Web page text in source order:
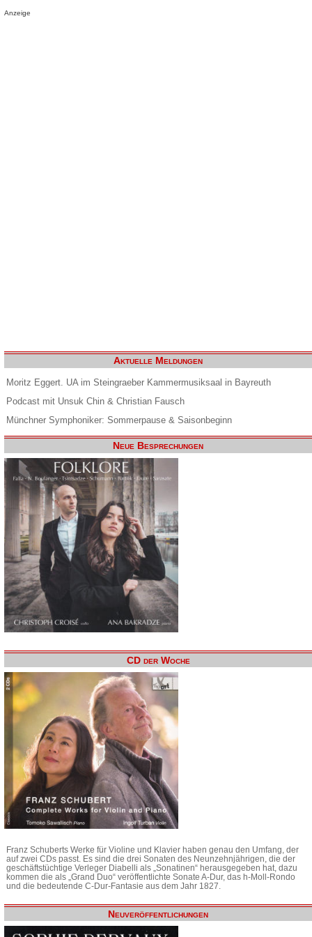
Anzeige
Aktuelle Meldungen
Moritz Eggert. UA im Steingraeber Kammermusiksaal in Bayreuth
Podcast mit Unsuk Chin & Christian Fausch
Münchner Symphoniker: Sommerpause & Saisonbeginn
Neue Besprechungen
CD der Woche
Franz Schuberts Werke für Violine und Klavier haben genau den Umfang, der
auf zwei CDs passt. Es sind die drei Sonaten des Neunzehnjährigen, die der
geschäftstüchtige Verleger Diabelli als „Sonatinen“ herausgegeben hat, dazu
kommen die als „Grand Duo“ veröffentlichte Sonate A-Dur, das h-Moll-Rondo
und die bedeutende C-Dur-Fantasie aus dem Jahr 1827.
Neuveröffentlichungen